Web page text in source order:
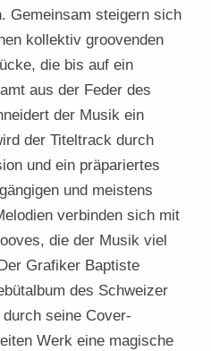
Gemeinsam steigern sich
kollektiv groovenden
die bis auf ein
aus der Feder des
der Musik ein
der Titeltrack durch
und ein präpariertes
und meistens
verbinden sich mit
die der Musik viel
Grafiker Baptiste
des Schweizer
seine Cover-
Werk eine magische